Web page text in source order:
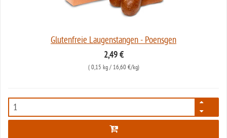
Glutenfreie Laugenstangen - Poensgen
2,49 €
( 0,15 kg/ 16,60 €/kg)
5557